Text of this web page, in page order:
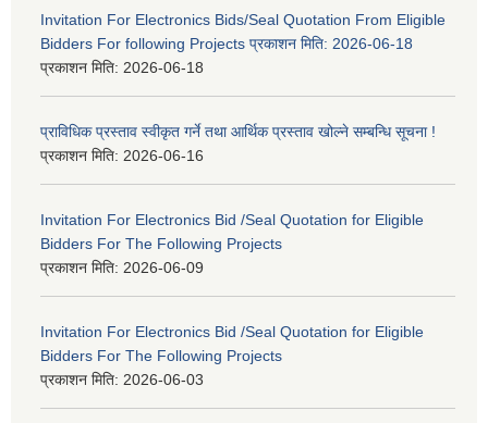
Invitation For Electronics Bids/Seal Quotation From Eligible
Bidders For following Projects प्रकाशन मिति: 2026-06-18
प्रकाशन मिति: 2026-06-18
प्राविधिक प्रस्ताव स्वीकृत गर्ने तथा आर्थिक प्रस्ताव खोल्ने सम्बन्धि सूचना !
प्रकाशन मिति: 2026-06-16
Invitation For Electronics Bid /Seal Quotation for Eligible
Bidders For The Following Projects
प्रकाशन मिति: 2026-06-09
Invitation For Electronics Bid /Seal Quotation for Eligible
Bidders For The Following Projects
प्रकाशन मिति: 2026-06-03